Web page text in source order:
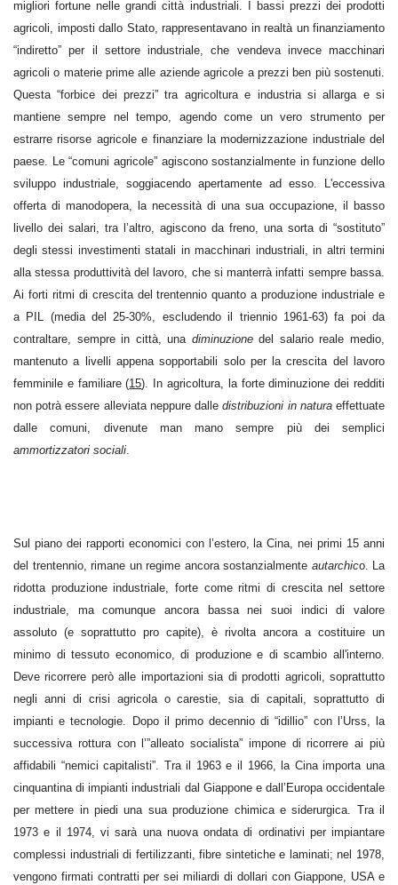
migliori fortune nelle grandi città industriali. I bassi prezzi dei prodotti
agricoli, imposti dallo Stato, rappresentavano in realtà un finanziamento
“indiretto” per il settore industriale, che vendeva invece macchinari
agricoli o materie prime alle aziende agricole a prezzi ben più sostenuti.
Questa “forbice dei prezzi” tra agricoltura e industria si allarga e si
mantiene sempre nel tempo, agendo come un vero strumento per
estrarre risorse agricole e finanziare la modernizzazione industriale del
paese. Le “comuni agricole” agiscono sostanzialmente in funzione dello
sviluppo industriale, soggiacendo apertamente ad esso. L'eccessiva
offerta di manodopera, la necessità di una sua occupazione, il basso
livello dei salari, tra l’altro, agiscono da freno, una sorta di “sostituto”
degli stessi investimenti statali in macchinari industriali, in altri termini
alla stessa produttività del lavoro, che si manterrà infatti sempre bassa.
Ai forti ritmi di crescita del trentennio quanto a produzione industriale e
a PIL (media del 25-30%, escludendo il triennio 1961-63) fa poi da
contraltare, sempre in città, una diminuzionedel salario reale medio,
mantenuto a livelli appena sopportabili solo per la crescita del lavoro
femminile e familiare (15). In agricoltura, la forte diminuzione dei redditi
non potrà essere alleviata neppure dalledistribuzioni in naturaeffettuate
dalle comuni, divenute man mano sempre più dei semplici
ammortizzatori sociali.
Sul piano dei rapporti economici con l’estero, la Cina, nei primi 15 anni
del trentennio, rimane un regime ancora sostanzialmente autarchico. La
ridotta produzione industriale, forte come ritmi di crescita nel settore
industriale, ma comunque ancora bassa nei suoi indici di valore
assoluto (e soprattutto pro capite), è rivolta ancora a costituire un
minimo di tessuto economico, di produzione e di scambio all'interno.
Deve ricorrere però alle importazioni sia di prodotti agricoli, soprattutto
negli anni di crisi agricola o carestie, sia di capitali, soprattutto di
impianti e tecnologie. Dopo il primo decennio di “idillio” con l’Urss, la
successiva rottura con l’”alleato socialista” impone di ricorrere ai più
affidabili “nemici capitalisti”. Tra il 1963 e il 1966, la Cina importa una
cinquantina di impianti industriali dal Giappone e dall’Europa occidentale
per mettere in piedi una sua produzione chimica e siderurgica. Tra il
1973 e il 1974, vi sarà una nuova ondata di ordinativi per impiantare
complessi industriali di fertilizzanti, fibre sintetiche e laminati; nel 1978,
vengono firmati contratti per sei miliardi di dollari con Giappone, USA e